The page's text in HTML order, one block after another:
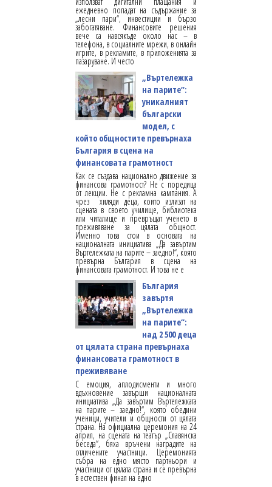
ежедневно попадат на съдържание за
„лесни пари“, инвестиции и бързо
забогатяване. Финансовите решения
вече са навсякъде около нас – в
телефона, в социалните мрежи, в онлайн
игрите, в рекламите, в приложенията за
пазаруване. И често
„Въртележка
на парите“:
уникалният
български
модел, с
който общностите превърнаха
България в сцена на
финансовата грамотност
Как се създава национално движение за
финансова грамотност? Не с поредица
от лекции. Не с рекламна кампания. А
чрез хиляди деца, които излизат на
сцената в своето училище, библиотека
или читалище и превръщат ученето в
преживяване за цялата общност.
Именно това стои в основата на
националната инициатива „Да завъртим
Въртележката на парите – заедно!“, която
превърна България в сцена на
финансовата грамотност. И това не е
България
завъртя
„Въртележка
на парите“:
над 2 500 деца
от цялата страна превърнаха
финансовата грамотност в
преживяване
С емоция, аплодисменти и много
вдъхновение завърши националната
инициатива „Да завъртим Въртележката
на парите – заедно!“, която обедини
ученици, учители и общности от цялата
страна. На официална церемония на 24
април, на сцената на театър „Славянска
беседа“, бяха връчени наградите на
отличените участници. Церемонията
събра на едно място партньори и
участници от цялата страна и се превърна
в естествен финал на едно